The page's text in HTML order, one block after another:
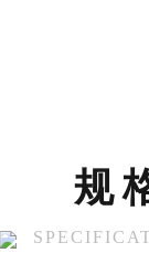
规